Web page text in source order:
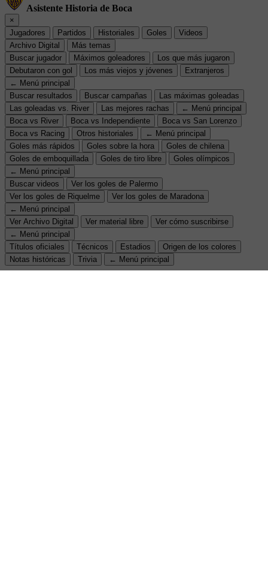
Asistente Historia de Boca
×
Jugadores
Partidos Historiales Goles
Videos
Archivo Digital
Más temas
Buscar jugador
Máximos goleadores
Los que más jugaron
Debutaron con gol
Los más viejos y jóvenes
Extranjeros
← Menú principal
Buscar resultados
Buscar campañas
Las máximas goleadas
Las goleadas vs. River
Las mejores rachas
← Menú principal
Boca vs River
Boca vs Independiente
Boca vs San Lorenzo
Boca vs Racing
Otros historiales
← Menú principal
Goles más rápidos
Goles sobre la hora
Goles de chilena
Goles de emboquillada
Goles de tiro libre
Goles olímpicos
← Menú principal
Buscar videos
Ver los goles de Palermo
Ver los goles de Riquelme
Ver los goles de Maradona
← Menú principal
Ver Archivo Digital
Ver material libre
Ver cómo suscribirse
← Menú principal
Títulos oficiales
Técnicos Estadios
Origen de los colores
Notas históricas
Trivia ← Menú principal